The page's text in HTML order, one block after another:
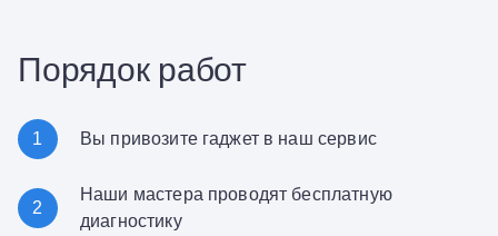
Порядок работ
1 Вы привозите гаджет в наш сервис
2
Наши мастера проводят бесплатную
диагностику